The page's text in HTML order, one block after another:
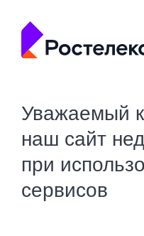
Уважаемый
наш сайт
при
сервисов